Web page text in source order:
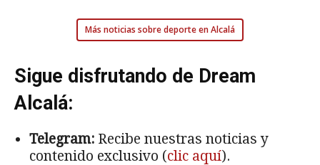
Más noticias sobre deporte en Alcalá
Sigue disfrutando de Dream
Alcalá:
Telegram: Recibe nuestras noticias y
contenido exclusivo (clic aquí).